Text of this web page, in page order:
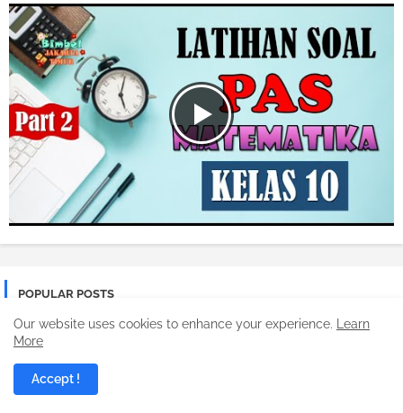
POPULAR POSTS
Our website uses cookies to enhance your experience.
Learn
More
Accept !